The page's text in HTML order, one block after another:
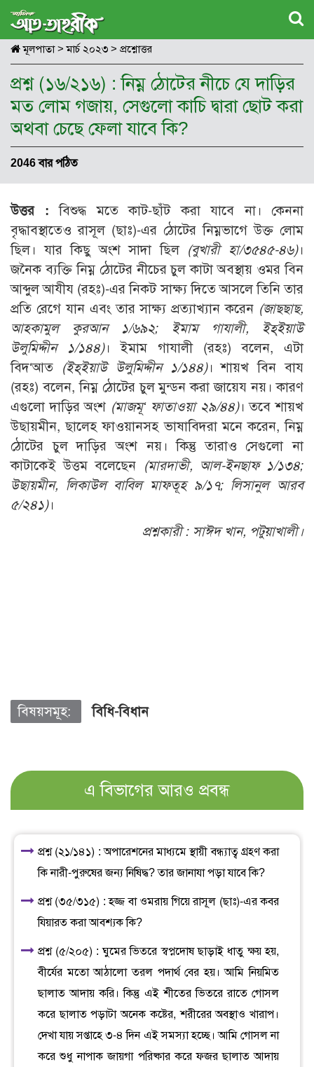
মূলপাতা> মার্চ ২০২৩ > প্রশ্নোত্তর
প্রশ্ন (১৬/২১৬) : নিম্ন ঠোটের নীচে যে দাড়ির
মত লোম গজায়, সেগুলো কাচি দ্বারা ছোট করা
অথবা চেছে ফেলা যাবে কি?
2046 বার পঠিত
উত্তর :বিশুদ্ধ মতে কাট-ছাঁট করা যাবে না। কেননা
বৃদ্ধাবস্থাতেও রাসূল (ছাঃ)-এর ঠোটের নিম্নভাগে উক্ত লোম
ছিল। যার কিছু অংশ সাদা ছিল (বুখারী হা/৩৫৪৫-৪৬)।
জনৈক ব্যক্তি নিম্ন ঠোটের নীচের চুল কাটা অবস্থায় ওমর বিন
আব্দুল আযীয (রহঃ)-এর নিকট সাক্ষ্য দিতে আসলে তিনি তার
প্রতি রেগে যান এবং তার সাক্ষ্য প্রত্যাখ্যান করেন (জাছছাছ,
আহকামুল কুরআন ১/৬৯২; ইমাম গাযালী, ইহ্ইয়াউ
উলুমিদ্দীন ১/১৪৪)। ইমাম গাযালী (রহঃ) বলেন, এটা
বিদ‘আত (ইহ্ইয়াউ উলুমিদ্দীন ১/১৪৪)। শায়খ বিন বায
(রহঃ) বলেন, নিম্ন ঠোটের চুল মুন্ডন করা জায়েয নয়। কারণ
এগুলো দাড়ির অংশ (মাজমূ‘ ফাতাওয়া ২৯/৪৪)। তবে শায়খ
উছায়মীন, ছালেহ ফাওয়ানসহ ভাষাবিদরা মনে করেন, নিম্ন
ঠোটের চুল দাড়ির অংশ নয়। কিন্তু তারাও সেগুলো না
কাটাকেই উত্তম বলেছেন (মারদাভী, আল-ইনছাফ ১/১৩৪;
উছায়মীন, লিকাউল বাবিল মাফতূহ ৯/১৭; লিসানুল আরব
৫/২৪১)।
প্রশ্নকারী : সাঈদ খান, পটুয়াখালী।
বিষয়সমূহ: বিধি-বিধান
এ বিভাগের আরও প্রবন্ধ
প্রশ্ন (২১/১৪১) : অপারেশনের মাধ্যমে স্থায়ী বন্ধ্যাত্ব গ্রহণ করা
কি নারী-পুরুষের জন্য নিষিদ্ধ? তার জানাযা পড়া যাবে কি?
প্রশ্ন (৩৫/৩১৫) : হজ্জ বা ওমরায় গিয়ে রাসূল (ছাঃ)-এর কবর
যিয়ারত করা আবশ্যক কি?
প্রশ্ন (৫/২০৫) : ঘুমের ভিতরে স্বপ্নদোষ ছাড়াই ধাতু ক্ষয় হয়,
বীর্যের মতো আঠালো তরল পদার্থ বের হয়। আমি নিয়মিত
ছালাত আদায় করি। কিন্তু এই শীতের ভিতরে রাতে গোসল
করে ছালাত পড়াটা অনেক কষ্টের, শরীরের অবস্থাও খারাপ।
দেখা যায় সপ্তাহে ৩-৪ দিন এই সমস্যা হচ্ছে। আমি গোসল না
করে শুধু নাপাক জায়গা পরিষ্কার করে ফজর ছালাত আদায়